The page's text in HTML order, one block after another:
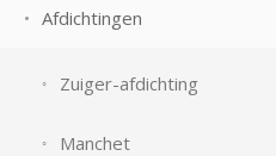
Afdichtingen
Zuiger-afdichting
Manchet